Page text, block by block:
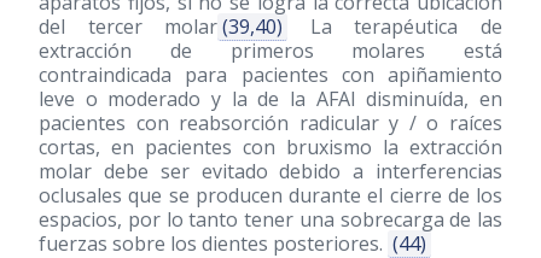
del tercer molar(39,40)
La terapéutica de
extracción de primeros molares está
contraindicada para pacientes con apiñamiento
leve o moderado y la de la AFAI disminuída, en
pacientes con reabsorción radicular y / o raíces
cortas, en pacientes con bruxismo la extracción
molar debe ser evitado debido a interferencias
oclusales que se producen durante el cierre de los
espacios, por lo tanto tener una sobrecarga de las
fuerzas sobre los dientes posteriores. (44)